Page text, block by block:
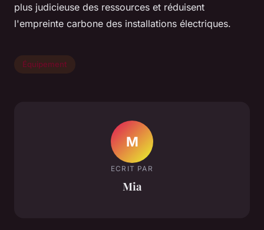
plus judicieuse des ressources et réduisent
l'empreinte carbone des installations électriques.
Équipement
M
ECRIT PAR
Mia